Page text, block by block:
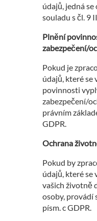
údajů, jedná
souladu s čl. 9
Plnění
zabezpečení/
Pokud je
údajů, které se
povinnosti
zabezpečení/
právním
GDPR.
Ochrana
Pokud by
údajů, které se
vašich životně
osoby, provádí
písm. c GDPR.